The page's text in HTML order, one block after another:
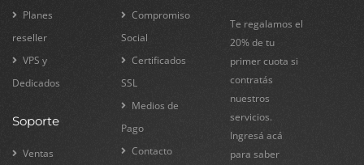
Planes
reseller
VPS y
Dedicados
Soporte
Ventas
Compromiso
Social
Certificados
SSL
Medios de
Pago
Contacto
Te regalamos el
20% de tu
primer cuota si
contratás
nuestros
servicios.
Ingresá acá
para saber